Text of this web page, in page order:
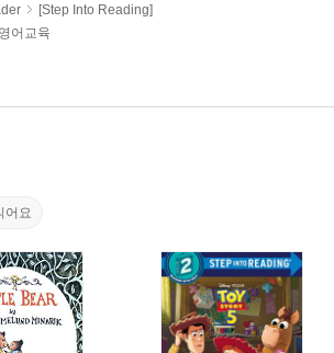
[Step Into Reading]
영어교육
어요